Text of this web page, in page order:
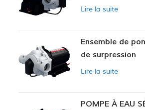
variable
Lire la suite
Ensemble de
de surpression
intelligente
Lire la suite
POMPE À EAU